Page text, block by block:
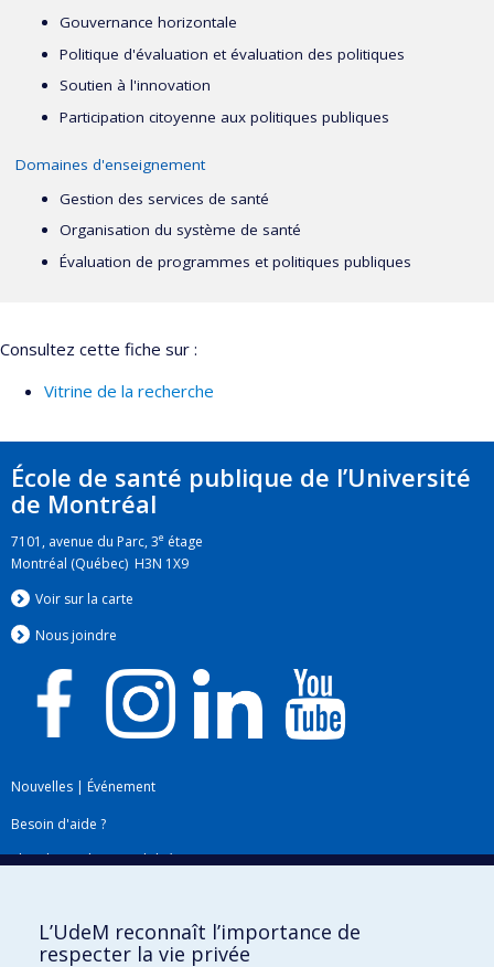
Gouvernance horizontale
Politique d'évaluation et évaluation des politiques
Soutien à l'innovation
Participation citoyenne aux politiques publiques
Domaines d'enseignement
Gestion des services de santé
Organisation du système de santé
Évaluation de programmes et politiques publiques
Consultez cette fiche sur :
Vitrine de la recherche
École de santé publique de l’Université
de Montréal
7101, avenue du Parc, 3e étage
Montréal (Québec) H3N 1X9
Voir sur la carte
Nous joindre
Nouvelles | Événement
Besoin d'aide ?
Plan du site|Accessibilité
L’UdeM reconnaît l’importance de
respecter la vie privée